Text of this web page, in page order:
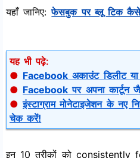
यहाँ जानिए:फेसबुक पर ब्लू टिक कैसे
यह भी पढ़े:
● Facebook अकाउंट डिलीट
● Facebook पर अपना कार्टून
●इंस्टाग्राम मोनेटाइजेशन के नए
चेक करें!
इन 10 तरीकों को